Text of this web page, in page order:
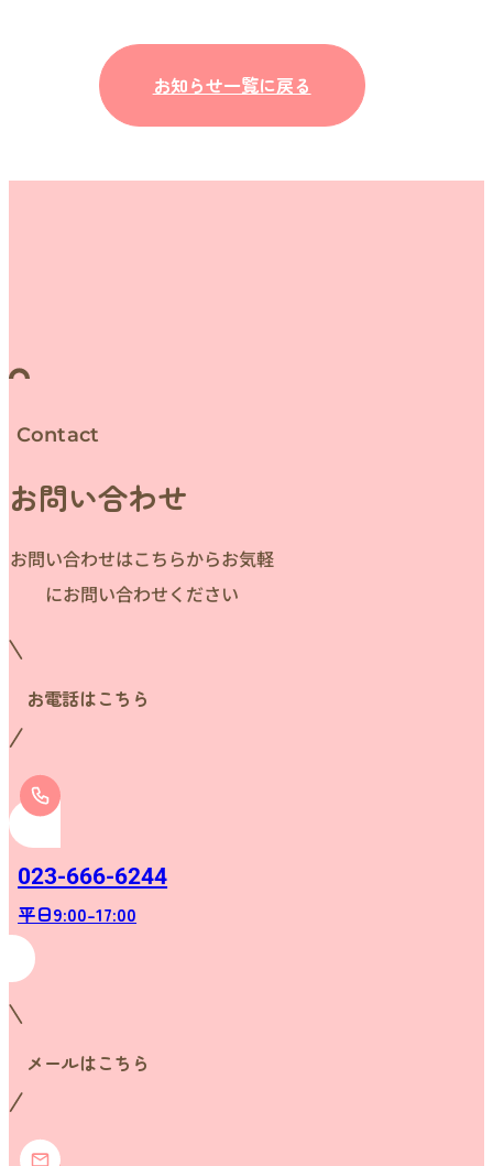
お知らせ一覧に戻る
Contact
お問い合わせ
お問い合わせはこちらからお気軽
にお問い合わせください
お電話はこちら
023-666-6244
平日9:00-17:00
メールはこちら